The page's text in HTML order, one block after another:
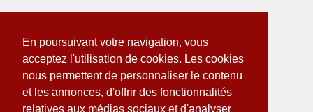
En poursuivant votre navigation, vous
acceptez l'utilisation de cookies. Les cookies
nous permettent de personnaliser le contenu
et les annonces, d'offrir des fonctionnalités
relatives aux médias sociaux et d'analyser